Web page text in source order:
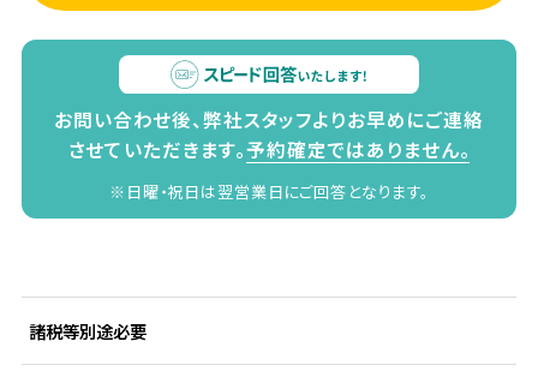
お問い合わせ後、弊社スタッフよりお早めにご連絡
させていただきます。予約確定ではありません。
※日曜・祝日は翌営業日にご回答となります。
諸税等別途必要